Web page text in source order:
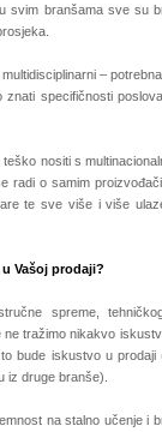
svim branšama sve su
–
specifičnosti
nositi s
radi o samim
te sve više i više
Vašoj prodaji?
spreme,
ne tražimo nikakvo
bude iskustvo u prodaji
iz druge branše).
na stalno učenje i